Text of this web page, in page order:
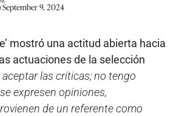
September 9, 2024
mostró una actitud abierta hacia
actuaciones de la selección
aceptar las críticas; no tengo
expresen opiniones,
de un referente como